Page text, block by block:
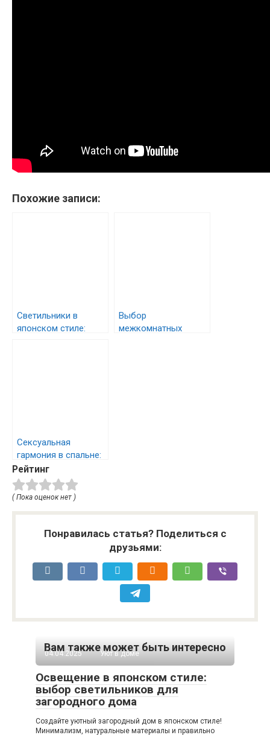
Похожие записи:
Светильники в
японском стиле:
Выбор
межкомнатных
Сексуальная
гармония в спальне:
путь к счастливой
семейной жизни
Рейтинг
( Пока оценок нет )
Понравилась статья? Поделиться с
друзьями:
Вам также может быть интересно
04.04.2025 Уют в доме
Освещение в японском стиле:
выбор светильников для
загородного дома
Создайте уютный загородный дом в японском стиле!
Минимализм, натуральные материалы и правильно